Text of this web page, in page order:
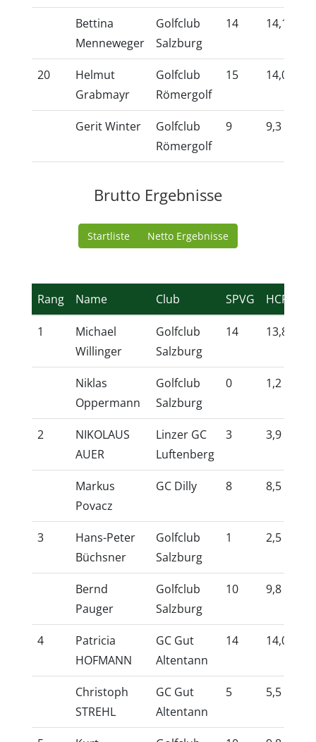
Bettina
Menneweger
Golfclub
Salzburg
14 14,1
20
Helmut
Grabmayr
Golfclub
Römergolf
15 14,0
Gerit Winter
Golfclub
Römergolf
9 9,3
Brutto Ergebnisse
Startliste Netto Ergebnisse
Rang Name Club SPVG HCP
1
Michael
Willinger
Golfclub
Salzburg
14 13,8
Niklas
Oppermann
Golfclub
Salzburg
0 1,2
2
NIKOLAUS
AUER
Linzer GC
Luftenberg
3 3,9
Markus
Povacz
GC Dilly 8 8,5
3
Hans-Peter
Büchsner
Golfclub
Salzburg
1 2,5
Bernd
Pauger
Golfclub
Salzburg
10 9,8
4
Patricia
HOFMANN
GC Gut
Altentann
14 14,0
Christoph
STREHL
GC Gut
Altentann
5 5,5